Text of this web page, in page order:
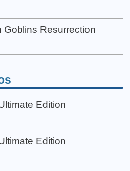
Goblins Resurrection
Edition
Edition